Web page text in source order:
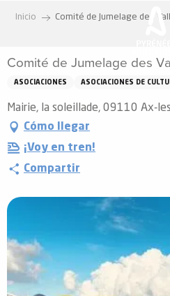
principal
Inicio Comité de Jumelage des
Comité de Jumelage des
ASOCIACIONES ASOCIACIONES DE
Mairie, la soleillade, 09110 Ax-
Cómo llegar
¡Voy en tren!
Compartir